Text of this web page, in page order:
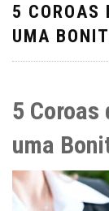
5 COROAS
UMA
5 Coroas
uma